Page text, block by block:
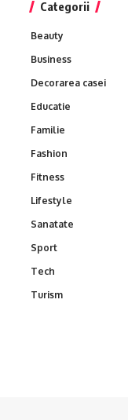
Categorii
Beauty
Business
Decorarea casei
Educatie
Familie
Fashion
Fitness
Lifestyle
Sanatate
Sport
Tech
Turism